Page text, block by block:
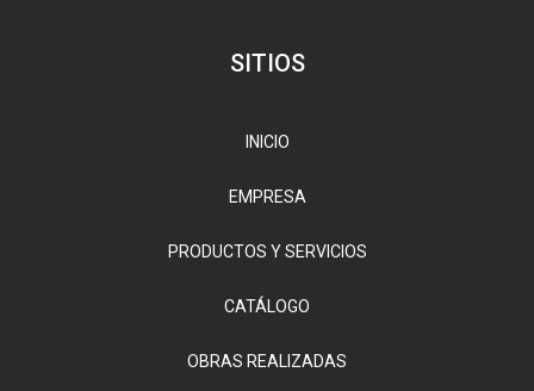
SITIOS
INICIO
EMPRESA
PRODUCTOS Y SERVICIOS
CATÁLOGO
OBRAS REALIZADAS